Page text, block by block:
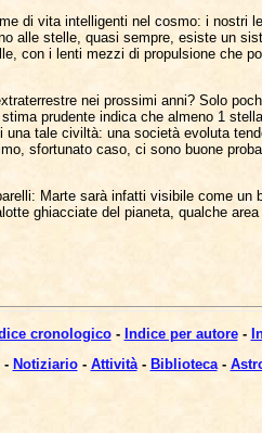
di vita intelligenti nel cosmo: i
alle stelle, quasi sempre, esiste un
con i lenti mezzi di propulsione che
nei prossimi anni? Solo
prudente indica che almeno 1
tale civiltà: una società evoluta
sfortunato caso, ci sono buone
Marte sarà infatti visibile come
ghiacciate del pianeta, qualche
cronologico- Indice per autore-
- Notiziario- Attività- Biblioteca-